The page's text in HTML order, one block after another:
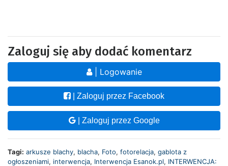
Zaloguj się aby dodać komentarz
| Logowanie
| Zaloguj przez Facebook
| Zaloguj przez Google
Tagi: arkusze blachy, blacha, Foto, fotorelacja, gablota z
ogłoszeniami, interwencja, Interwencja Esanok.pl, INTERWENCJA: